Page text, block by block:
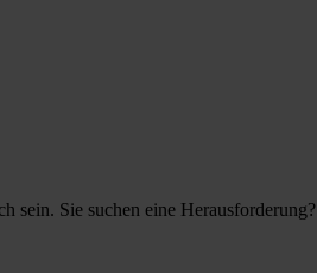
sein. Sie suchen eine Herausforderung?